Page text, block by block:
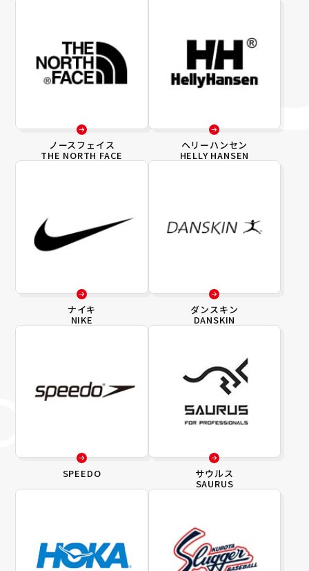
ノースフェイス
THE NORTH FACE
ヘリーハンセン
HELLY HANSEN
ナイキ
NIKE
ダンスキン
DANSKIN
SPEEDO サウルス
SAURUS